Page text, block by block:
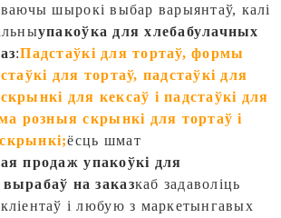
шырокі выбар варыянтаў, калі
упакоўка для хлебабулачных
:Падстаўкі для тортаў, формы
для тортаў, падстаўкі для
для кексаў і падстаўкі для
розныя скрынкі для тортаў і
ёсць шмат
продаж упакоўкі для
на заказкаб задаволіць
і любую з маркетынгавых